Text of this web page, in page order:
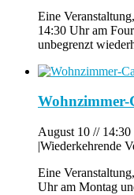
Eine
14:30 Uhr am
unbegrenzt
Wohnzimmer-
August 10 // 14:30
|Wiederkehrende
Eine
Uhr am Montag